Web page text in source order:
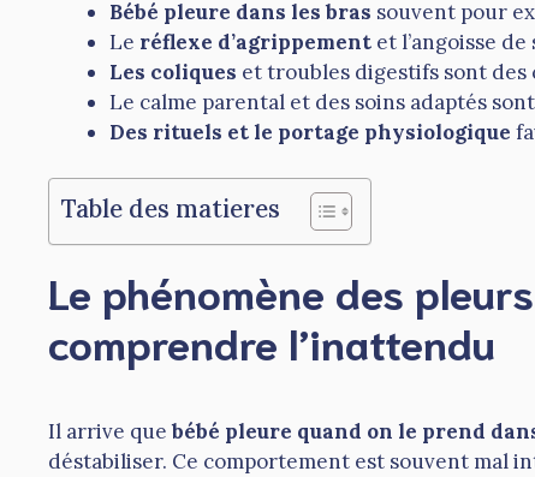
Bébé pleure dans les bras souvent pour
Le réflexe d’agrippement et l’angoisse
Les coliques et troubles digestifs sont des
Le calme parental et des soins adaptés
Des rituels et le portage physiologique
Table des matieres
Le phénomène des
comprendre l’inattendu
Il arrive quebébé pleure quand on le prend
déstabiliser. Ce comportement est souvent mal